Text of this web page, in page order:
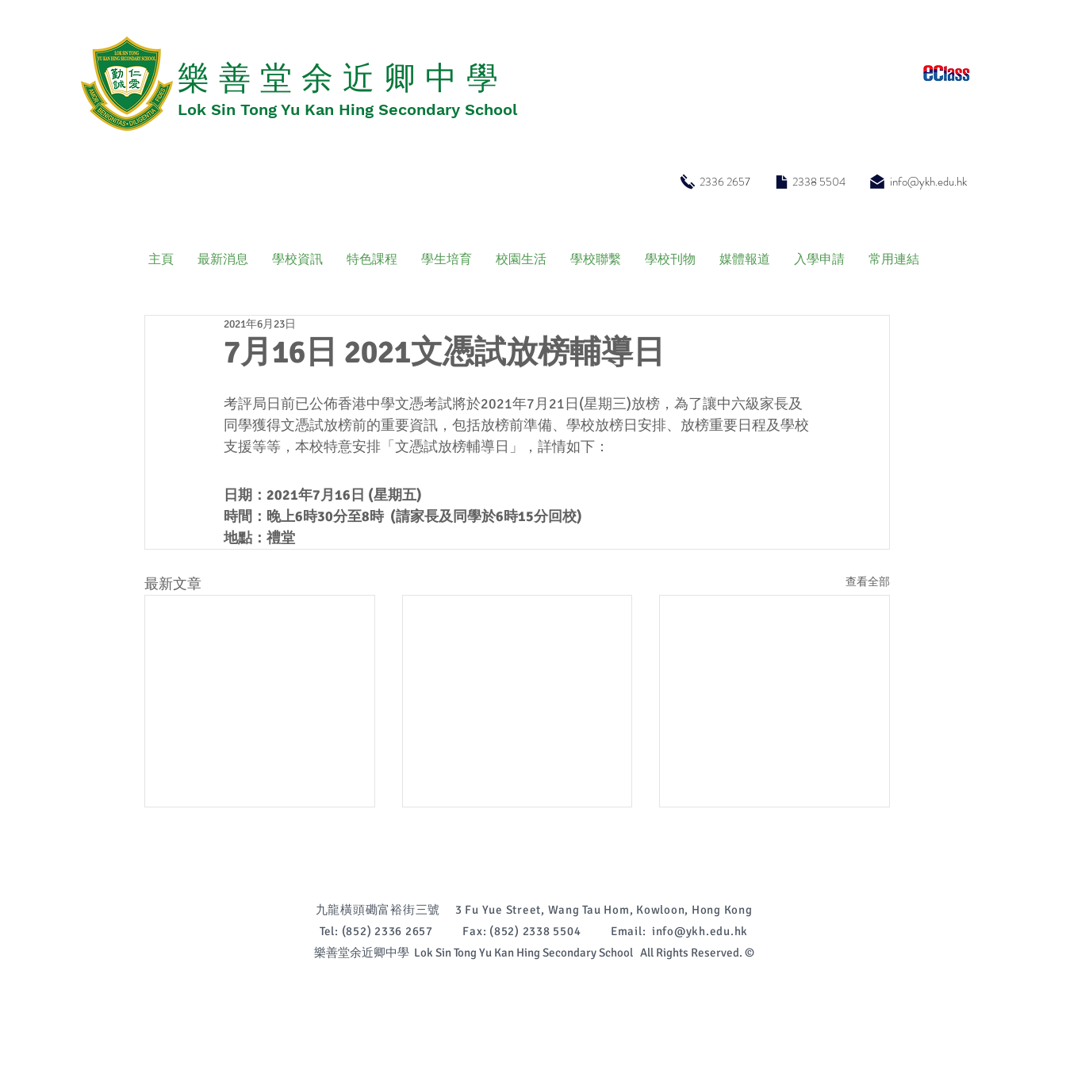
​​樂 善 堂 余 近 卿 中 學
​​Lok Sin Tong Yu Kan Hing Secondary School
2336 2657 2338 5504 info@ykh.edu.hk
主頁 最新消息 學校資訊 特色課程 學生培育 校園生活 學校聯繫 學校刊物 媒體報道 入學申請 常用連結
7月16日 2021文憑試放榜輔導日
2021年6月23日
考評局日前已公佈香港中學文憑考試將於2021年7月21日(星期三)放榜，為了讓中六級家長及
同學獲得文憑試放榜前的重要資訊，包括放榜前準備、學校放榜日安排、放榜重要日程及學校
支援等等，本校特意安排「文憑試放榜輔導日」，詳情如下：
日期：2021年7月16日 (星期五)
時間：晚上6時30分至8時 (請家長及同學於6時15分回校)
地點：禮堂
最新文章 查看全部
中一自行招生申請須知 (2026-
2026-2027年度中一新生註冊
九龍橫頭磡富裕街三號 3 Fu Yue Street, Wang Tau Hom, Kowloon, Hong Kong
Tel: (852) 2336 2657 Fax: (852) 2338 5504 Email: info@ykh.edu.hk
樂善堂余近卿中學 Lok Sin Tong Yu Kan Hing Secondary School All Rights Reserved. ©